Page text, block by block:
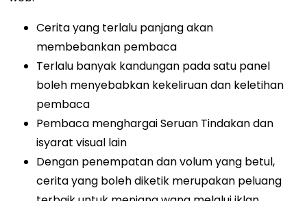
Cerita yang terlalu panjang akan
membebankan pembaca
Terlalu banyak kandungan pada satu panel
boleh menyebabkan kekeliruan dan keletihan
pembaca
Pembaca menghargai Seruan Tindakan dan
isyarat visual lain
Dengan penempatan dan volum yang betul,
cerita yang boleh diketik merupakan peluang